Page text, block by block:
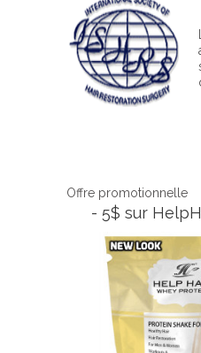
Offre promotionnelle
- 5$ sur